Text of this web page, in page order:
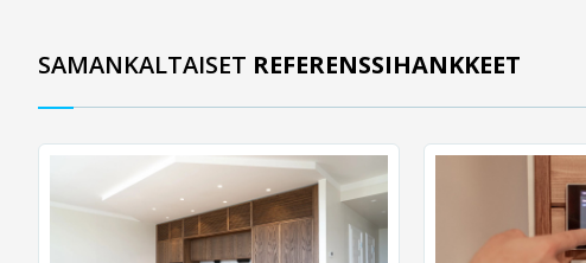
SAMANKALTAISET REFERENSSIHANKKEET